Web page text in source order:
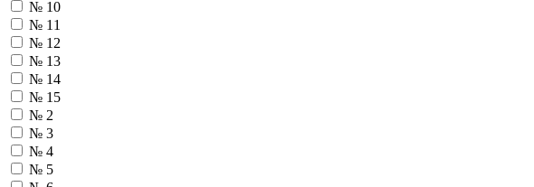
№ 10
№ 11
№ 12
№ 13
№ 14
№ 15
№ 2
№ 3
№ 4
№ 5